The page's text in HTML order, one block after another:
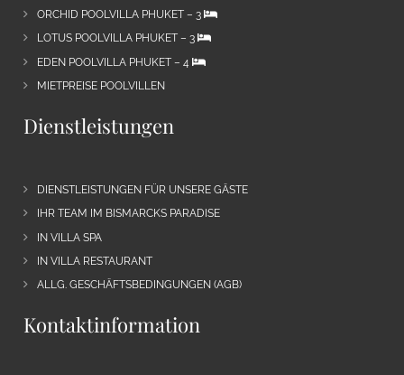
ORCHID POOLVILLA PHUKET – 3
LOTUS POOLVILLA PHUKET – 3
EDEN POOLVILLA PHUKET – 4
MIETPREISE POOLVILLEN
Dienstleistungen
DIENSTLEISTUNGEN FÜR UNSERE GÄSTE
IHR TEAM IM BISMARCKS PARADISE
IN VILLA SPA
IN VILLA RESTAURANT
ALLG. GESCHÄFTSBEDINGUNGEN (AGB)
Kontaktinformation